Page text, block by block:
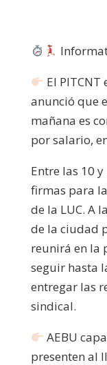
El
anunció que
mañana es
por salario,
Entre las 10
firmas para
de la LUC. A
de la ciudad
reunirá en la
seguir hasta
entregar las
sindical.
AEBU
presenten al